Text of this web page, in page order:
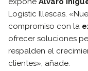
Logistic Illescas.
compromiso con la
ofrecer soluciones
respalden el
clientes», añade.